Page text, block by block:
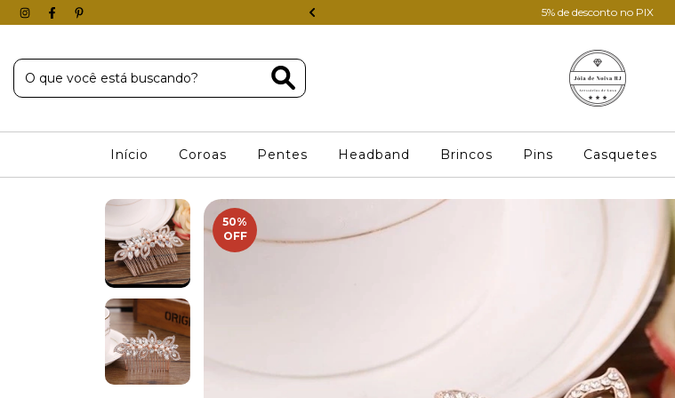
40% DE DESCONTO 5% de desconto no PIX
Início Coroas Pentes Headband Brincos Pins Casquetes
50%
OFF